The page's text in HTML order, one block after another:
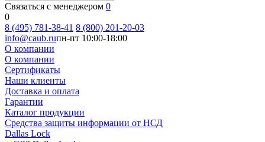
Связаться с менеджером 0
0
8 (495) 781-38-41 8 (800) 201-20-03
info@caub.ruпн-пт 10:00-18:00
О компании
О компании
Сертификаты
Наши клиенты
Доставка и оплата
Гарантии
Каталог продукции
Средства защиты информации от НСД
Dallas Lock